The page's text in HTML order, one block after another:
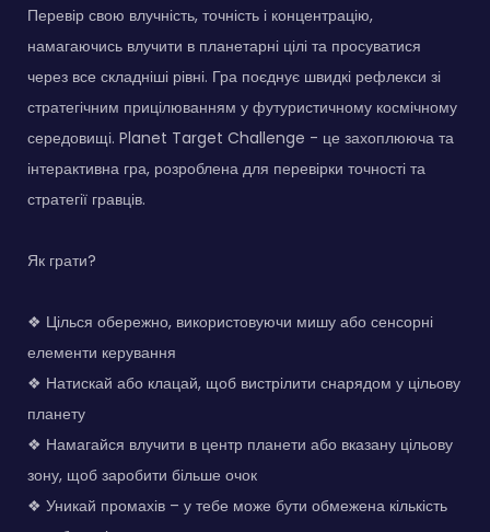
Перевір свою влучність, точність і концентрацію,
намагаючись влучити в планетарні цілі та просуватися
через все складніші рівні. Гра поєднує швидкі рефлекси зі
стратегічним прицілюванням у футуристичному космічному
середовищі. Planet Target Challenge - це захоплююча та
інтерактивна гра, розроблена для перевірки точності та
стратегії гравців.
Як грати?
❖ Цілься обережно, використовуючи мишу або сенсорні
елементи керування
❖ Натискай або клацай, щоб вистрілити снарядом у цільову
планету
❖ Намагайся влучити в центр планети або вказану цільову
зону, щоб заробити більше очок
❖ Уникай промахів – у тебе може бути обмежена кількість